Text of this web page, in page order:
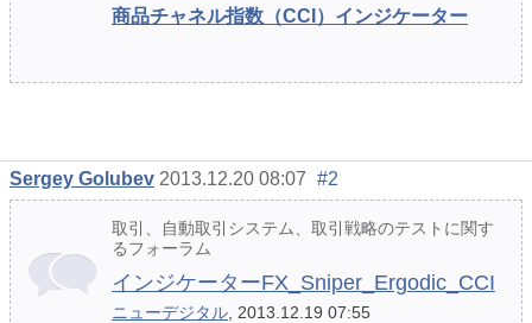
商品チャネル指数（CCI）インジケーター
Sergey Golubev 2013.12.20 08:07 #2
取引、自動取引システム、取引戦略のテストに関す
るフォーラム
インジケーターFX_Sniper_Ergodic_CCI
ニューデジタル, 2013.12.19 07:55